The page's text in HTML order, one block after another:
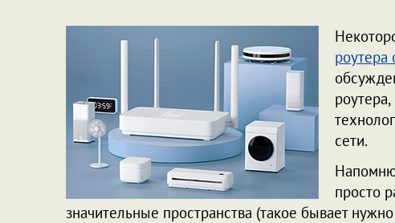
роутера
сети.
просто
значительные пространства (такое бывает